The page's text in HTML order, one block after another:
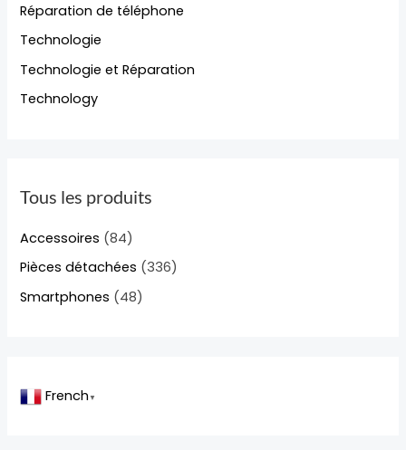
Réparation de téléphone
Technologie
Technologie et Réparation
Technology
Tous les produits
Accessoires (84)
Pièces détachées (336)
Smartphones (48)
French ▼